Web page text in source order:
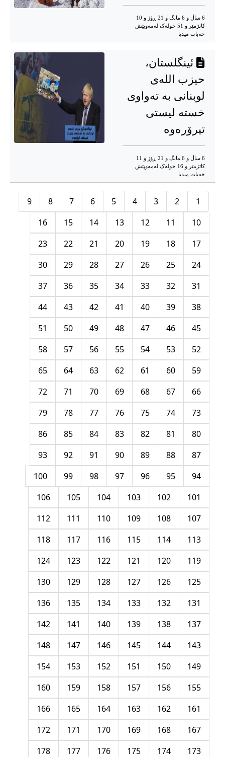
6 ساڵ و 6 مانگ و 21 ڕۆژ و 10
کاتژمێر و 51 خوله‌ک له‌مه‌وپێش‌
خه‌بات میدیا
ئینگلستان،
حیزب اللەی
لوبنانی بە تەواوی
خستە لیستی
تیرۆرەوه
6 ساڵ و 6 مانگ و 21 ڕۆژ و 11
کاتژمێر و 16 خوله‌ک له‌مه‌وپێش‌
خه‌بات میدیا
1
2
3
4
5
6
7
8
9
10
11
12
13
14
15
16
17
18
19
20
21
22
23
24
25
26
27
28
29
30
31
32
33
34
35
36
37
38
39
40
41
42
43
44
45
46
47
48
49
50
51
52
53
54
55
56
57
58
59
60
61
62
63
64
65
66
67
68
69
70
71
72
73
74
75
76
77
78
79
80
81
82
83
84
85
86
87
88
89
90
91
92
93
94
95
96
97
98
99
100
101
102
103
104
105
106
107
108
109
110
111
112
113
114
115
116
117
118
119
120
121
122
123
124
125
126
127
128
129
130
131
132
133
134
135
136
137
138
139
140
141
142
143
144
145
146
147
148
149
150
151
152
153
154
155
156
157
158
159
160
161
162
163
164
165
166
167
168
169
170
171
172
173
174
175
176
177
178